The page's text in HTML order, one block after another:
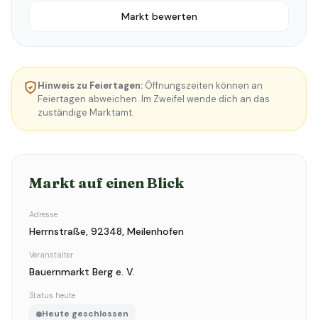
Markt bewerten
Hinweis zu Feiertagen: Öffnungszeiten können an
Feiertagen abweichen. Im Zweifel wende dich an das
zuständige Marktamt.
Markt auf einen Blick
Adresse
Herrnstraße, 92348, Meilenhofen
Veranstalter
Bauernmarkt Berg e. V.
Status heute
Heute geschlossen